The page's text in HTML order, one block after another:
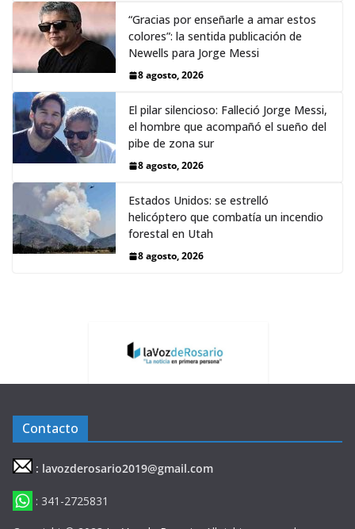
“Gracias por enseñarle a amar estos
colores”: la sentida publicación de
Newells para Jorge Messi
8 agosto, 2026
El pilar silencioso: Falleció Jorge Messi,
el hombre que acompañó el sueño del
pibe de zona sur
8 agosto, 2026
Estados Unidos: se estrelló
helicóptero que combatía un incendio
forestal en Utah
8 agosto, 2026
Contacto
: lavozderosario2019@gmail.com
: 341-2725831